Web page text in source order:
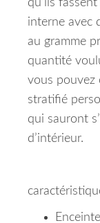
qu’ils
interne avec
au gramme
quantité
vous pouvez
stratifié
qui sauront
d’intérieur.